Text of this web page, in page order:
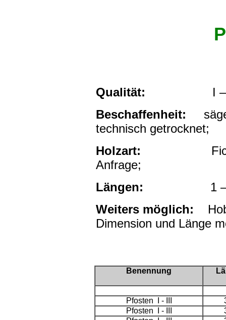
Qualität: I – III /
Beschaffenheit:
technisch getrocknet;
Holzart:
Anfrage;
Längen: 1 –
Weiters möglich:
Dimension und Länge
Benennung
Pfosten I - III
Pfosten I - III